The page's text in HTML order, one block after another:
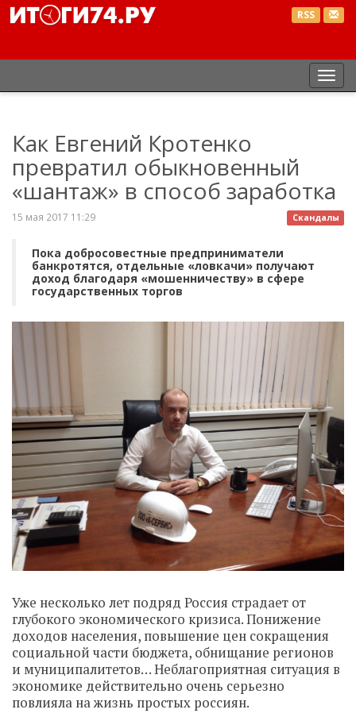
RSS
Как Евгений Кротенко
превратил обыкновенный
«шантаж» в способ заработка
Скандалы
15 мая 2017 11:29
Пока добросовестные предприниматели
банкротятся, отдельные «ловкачи» получают
доход благодаря «мошенничеству» в сфере
государственных торгов
Уже несколько лет подряд Россия страдает от
глубокого экономического кризиса. Понижение
доходов населения, повышение цен сокращения
социальной части бюджета, обнищание регионов
и муниципалитетов… Неблагоприятная ситуация в
экономике действительно очень серьезно
повлияла на жизнь простых россиян.